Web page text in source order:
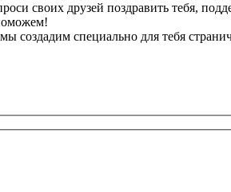
своих друзей поздравить тебя,
специально для тебя